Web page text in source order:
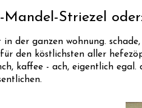
Mandel-Striezel
in der ganzen wohnung.
den köstlichsten aller
kaffee - ach, eigentlich egal.